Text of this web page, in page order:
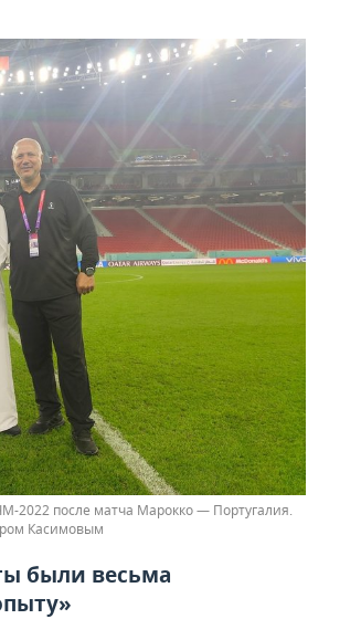
2022 после матча Марокко — Португалия.
Касимовым
были весьма